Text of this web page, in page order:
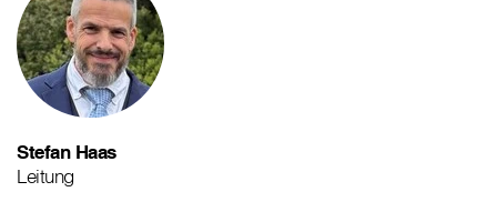
Stefan Haas
Leitung